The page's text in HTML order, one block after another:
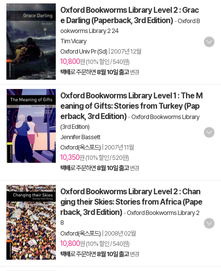
Oxford Bookworms Library Level 2 : Grac
e Darling (Paperback, 3rd Edition) -Oxford B
ookworms Library 2 24
Tim Vicary
Oxford Univ Pr (Sd) 2007년 12월
10,800원 (10% 할인 / 540원)
택배로 주문하면 8월 10일 출고 변경
Oxford Bookworms Library Level 1 : The M
eaning of Gifts: Stories from Turkey (Pap
erback, 3rd Edition) -Oxford Bookworms Library
(3rd Edition)
Jennifer Bassett
Oxford(옥스포드) 2007년 11월
10,350원 (10% 할인 / 520원)
택배로 주문하면 8월 10일 출고 변경
Oxford Bookworms Library Level 2 : Chan
ging their Skies: Stories from Africa (Pape
rback, 3rd Edition) -Oxford Bookworms Library 2
8
Oxford(옥스포드) 2008년 02월
10,800원 (10% 할인 / 540원)
택배로 주문하면 8월 10일 출고 변경